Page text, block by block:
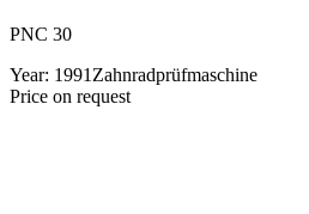
PNC 30
Year: 1991 Zahnradprüfmaschine
Price on request